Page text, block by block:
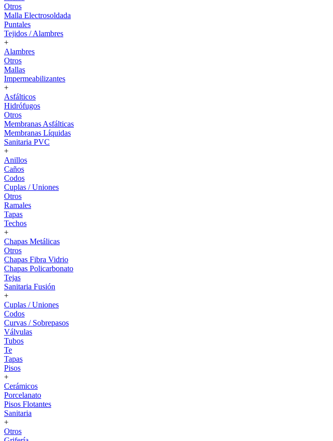
Otros
Malla Electrosoldada
Puntales
Tejidos / Alambres
+
Alambres
Otros
Mallas
Impermeabilizantes
+
Asfálticos
Hidrófugos
Otros
Membranas Asfálticas
Membranas Líquidas
Sanitaria PVC
+
Anillos
Caños
Codos
Cuplas / Uniones
Otros
Ramales
Tapas
Techos
+
Chapas Metálicas
Otros
Chapas Fibra Vidrio
Chapas Policarbonato
Tejas
Sanitaria Fusión
+
Cuplas / Uniones
Codos
Curvas / Sobrepasos
Válvulas
Tubos
Te
Tapas
Pisos
+
Cerámicos
Porcelanato
Pisos Flotantes
Sanitaria
+
Otros